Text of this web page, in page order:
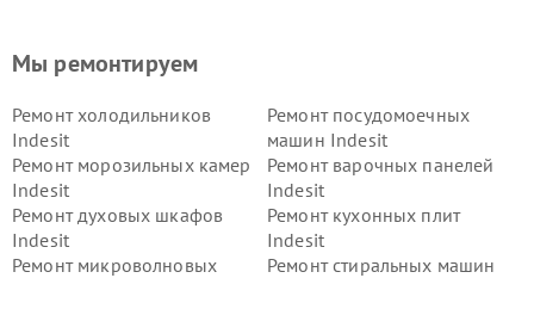
Мы ремонтируем
Ремонт холодильников
Indesit
Ремонт посудомоечных
машин Indesit
Ремонт морозильных камер
Indesit
Ремонт варочных панелей
Indesit
Ремонт духовых шкафов
Indesit
Ремонт кухонных плит
Indesit
Ремонт микроволновых
Ремонт стиральных машин